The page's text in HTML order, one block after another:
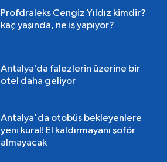
Profdraleks Cengiz Yıldız kimdir?
kaç yaşında, ne iş yapıyor?
Antalya’da falezlerin üzerine bir
otel daha geliyor
Antalya'da otobüs bekleyenlere
yeni kural! El kaldırmayanı şoför
almayacak